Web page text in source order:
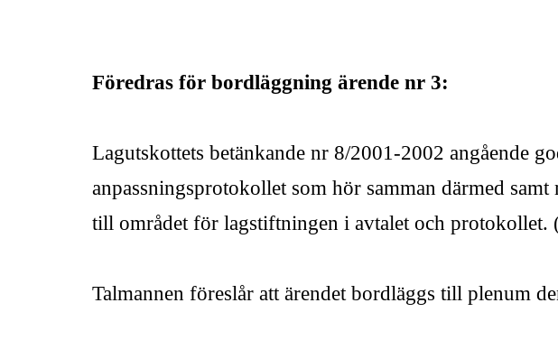
Föredras för bordläggning ärende nr 3:
Lagutskottets betänkande nr 8/2001-2002 angående
anpassningsprotokollet som hör samman därmed
till området för lagstiftningen i avtalet och protokollet.
Talmannen föreslår att ärendet bordläggs till plenum